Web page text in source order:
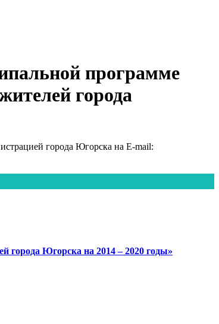
программе
города
города Югорска на E-mail:
Югорска на 2014 – 2020 годы»